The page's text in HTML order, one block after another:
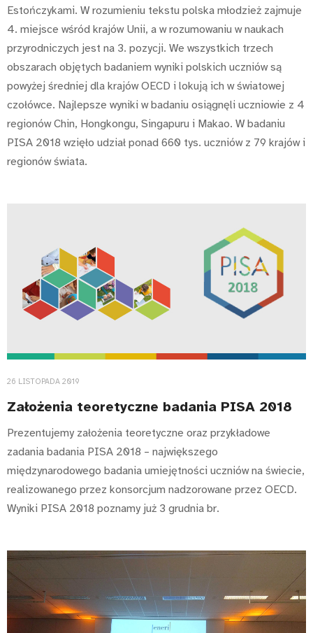
Estończykami. W rozumieniu tekstu polska młodzież zajmuje
4. miejsce wśród krajów Unii, a w rozumowaniu w naukach
przyrodniczych jest na 3. pozycji. We wszystkich trzech
obszarach objętych badaniem wyniki polskich uczniów są
powyżej średniej dla krajów OECD i lokują ich w światowej
czołówce. Najlepsze wyniki w badaniu osiągnęli uczniowie z 4
regionów Chin, Hongkongu, Singapuru i Makao. W badaniu
PISA 2018 wzięło udział ponad 660 tys. uczniów z 79 krajów i
regionów świata.
26 LISTOPADA 2019
Założenia teoretyczne badania PISA 2018
Prezentujemy założenia teoretyczne oraz przykładowe
zadania badania PISA 2018 – największego
międzynarodowego badania umiejętności uczniów na świecie,
realizowanego przez konsorcjum nadzorowane przez OECD.
Wyniki PISA 2018 poznamy już 3 grudnia br.